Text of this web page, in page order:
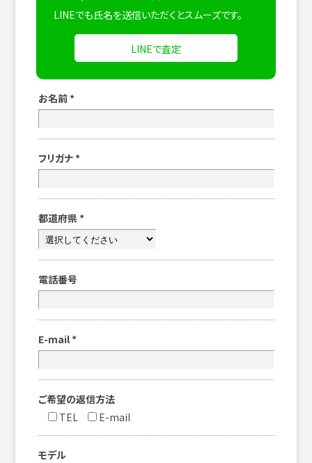
LINEでも氏名を送信いただくとスムーズです。
LINEで査定
お名前 *
フリガナ *
都道府県 *
電話番号
E-mail *
ご希望の返信方法
TEL
E-mail
モデル